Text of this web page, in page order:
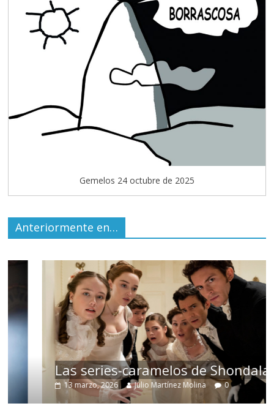
Gemelos 24 octubre de 2025
Anteriormente en…
Las series-caramelos de Shondaland
13 marzo, 2026 Julio Martínez Molina 0